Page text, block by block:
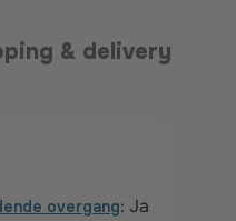
& delivery
overgang: Ja